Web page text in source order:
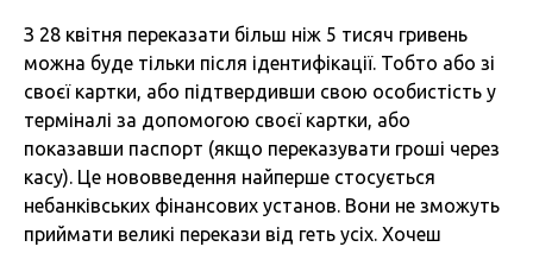
З 28 квітня переказати більш ніж 5 тисяч гривень
можна буде тільки після ідентифікації. Тобто або зі
своєї картки, або підтвердивши свою особистість у
терміналі за допомогою своєї картки, або
показавши паспорт (якщо переказувати гроші через
касу). Це нововведення найперше стосується
небанківських фінансових установ. Вони не зможуть
приймати великі перекази від геть усіх. Хочеш